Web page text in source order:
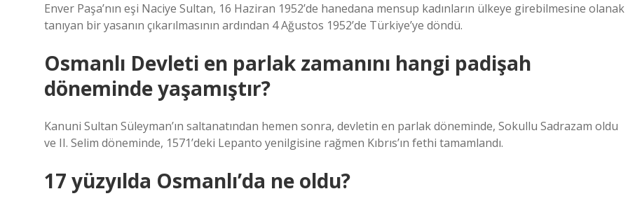
Enver Paşa’nın eşi Naciye Sultan, 16 Haziran 1952’de hanedana mensup kadınların ülkeye girebilmesine olanak
tanıyan bir yasanın çıkarılmasının ardından 4 Ağustos 1952’de Türkiye’ye döndü.
Osmanlı Devleti en parlak zamanını hangi padişah
döneminde yaşamıştır?
Kanuni Sultan Süleyman’ın saltanatından hemen sonra, devletin en parlak döneminde, Sokullu Sadrazam oldu
ve II. Selim döneminde, 1571’deki Lepanto yenilgisine rağmen Kıbrıs’ın fethi tamamlandı.
17 yüzyılda Osmanlı’da ne oldu?